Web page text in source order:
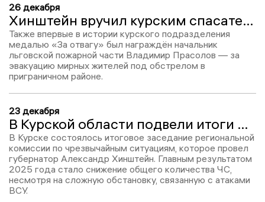
26 декабря
Хинштейн вручил курским спасателям 25 единиц новой техники в преддверии праздника
Также впервые в истории курского подразделения
медалью «За отвагу» был награждён начальник
льговской пожарной части Владимир Прасолов — за
эвакуацию мирных жителей под обстрелом в
приграничном районе.
23 декабря
В Курской области подвели итоги работы по предупреждению ЧС
В Курске состоялось итоговое заседание региональной
комиссии по чрезвычайным ситуациям, которое провел
губернатор Александр Хинштейн. Главным результатом
2025 года стало снижение общего количества ЧС,
несмотря на сложную обстановку, связанную с атаками
ВСУ.